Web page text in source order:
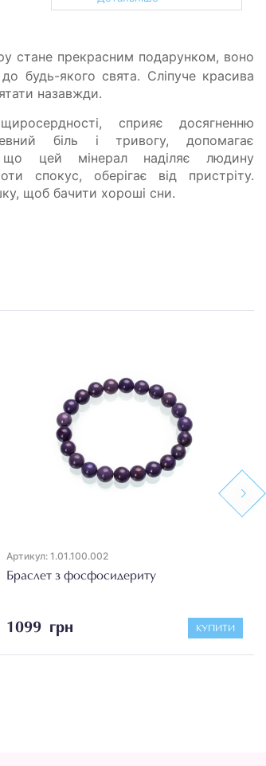
стане прекрасним подарунком, воно
будь-якого свята. Сліпуче красива
назавжди.
сприяє досягненню
біль і тривогу, допомагає
що цей мінерал наділяє людину
спокус, оберігає від пристріту.
щоб бачити хороші сни.
Артикул: 1.01.100.002
Браслет з фосфосидериту
1099 грн КУПИТИ
Next